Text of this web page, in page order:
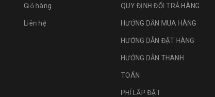
Giỏ hàng
Liên hệ
QUY ĐỊNH ĐỔI TRẢ HÀNG
HƯỚNG DẪN MUA HÀNG
HƯỚNG DẪN ĐẶT HÀNG
HƯỚNG DẪN THANH
TOÁN
PHÍ LẮP ĐẶT